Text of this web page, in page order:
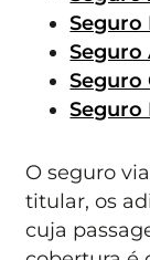
Seguro
Seguro
Seguro
Seguro
O seguro
titular, os
cuja